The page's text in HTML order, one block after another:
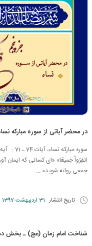
در محضر آیاتی از سوره مبارکه
انفِرُواْ جَمِيعًا» «اى كسانى كه ايمان
جمعى روانه شويد» ...
تاریخ انتشار 31 اردیبهشت 1397
شناخت امام زمان (عج) ـ بخش